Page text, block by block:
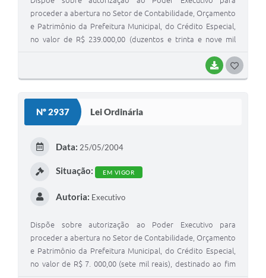
BAIXAR
proceder a abertura no Setor de Contabilidade, Orçamento
e Patrimônio da Prefeitura Municipal, do Crédito Especial,
no valor de R$ 239.000,00 (duzentos e trinta e nove mil
Nº 2937 Lei Ordinária
Data: 25/05/2004
Situação: EM VIGOR
Autoria: Executivo
Dispõe sobre autorização ao Poder Executivo para
proceder a abertura no Setor de Contabilidade, Orçamento
e Patrimônio da Prefeitura Municipal, do Crédito Especial,
no valor de R$ 7. 000,00 (sete mil reais), destinado ao fim